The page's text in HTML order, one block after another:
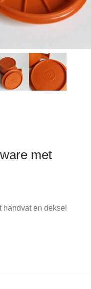
met
en deksel